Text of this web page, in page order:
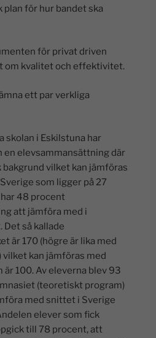
för hur bandet ska
för privat driven
om kvalitet och effektivitet.
ett par verkliga
skolan i Eskilstuna har
en elevsammansättning där
vilket kan jämföras
som ligger på 27
48 procent
att jämföra med i
så kallade
är 170 (högre är lika med
kan jämföras med
100. Av eleverna blev 93
(teoretiskt program)
med snittet i Sverige
elever som fick
till 78 procent, att